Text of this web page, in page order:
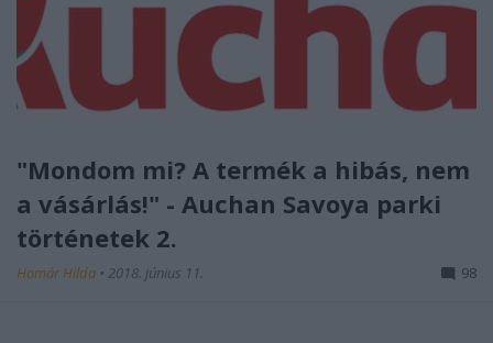
"Mondom mi? A termék a hibás, nem
a vásárlás!" - Auchan Savoya parki
történetek 2.
Homár Hilda • 2018. június 11. 98